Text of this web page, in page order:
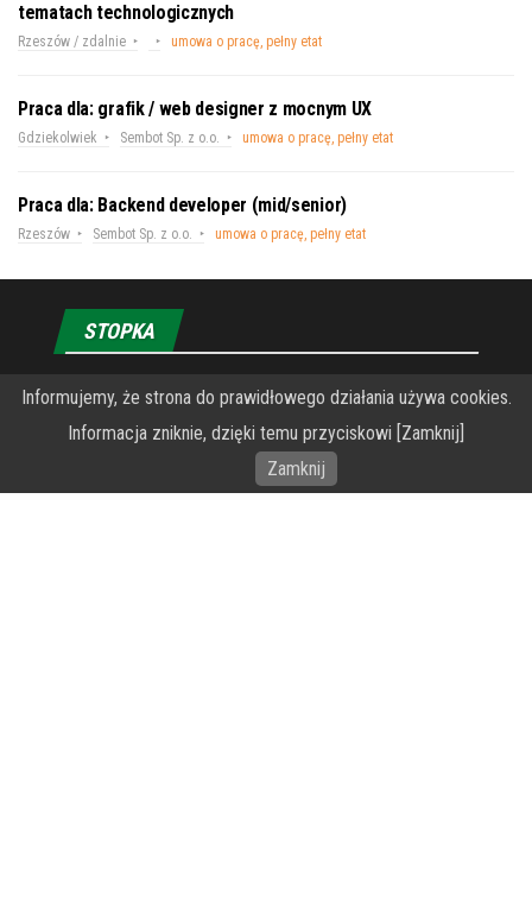
tematach technologicznych
Rzeszów / zdalnie umowa o pracę, pełny etat
Praca dla: grafik / web designer z mocnym UX
Gdziekolwiek Sembot Sp. z o.o. umowa o pracę, pełny etat
Praca dla: Backend developer (mid/senior)
Rzeszów Sembot Sp. z o.o. umowa o pracę, pełny etat
STOPKA
O Fundacji PRZEkarpacie
Wykonanie portalu – specjaliści stron www WordPress
Informujemy, że strona do prawidłowego działania używa cookies.
Informacja zniknie, dzięki temu przyciskowi [Zamknij]
Zamknij